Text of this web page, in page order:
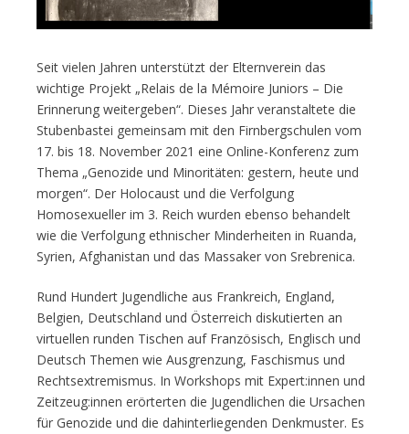
Seit vielen Jahren unterstützt der Elternverein das
wichtige Projekt „Relais de la Mémoire Juniors – Die
Erinnerung weitergeben“. Dieses Jahr veranstaltete die
Stubenbastei gemeinsam mit den Firnbergschulen vom
17. bis 18. November 2021 eine Online-Konferenz zum
Thema „Genozide und Minoritäten: gestern, heute und
morgen“. Der Holocaust und die Verfolgung
Homosexueller im 3. Reich wurden ebenso behandelt
wie die Verfolgung ethnischer Minderheiten in Ruanda,
Syrien, Afghanistan und das Massaker von Srebrenica.
Rund Hundert Jugendliche aus Frankreich, England,
Belgien, Deutschland und Österreich diskutierten an
virtuellen runden Tischen auf Französisch, Englisch und
Deutsch Themen wie Ausgrenzung, Faschismus und
Rechtsextremismus. In Workshops mit Expert:innen und
Zeitzeug:innen erörterten die Jugendlichen die Ursachen
für Genozide und die dahinterliegenden Denkmuster. Es